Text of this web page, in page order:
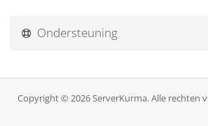
Ondersteuning
Copyright © 2026 ServerKurma. Alle rechten